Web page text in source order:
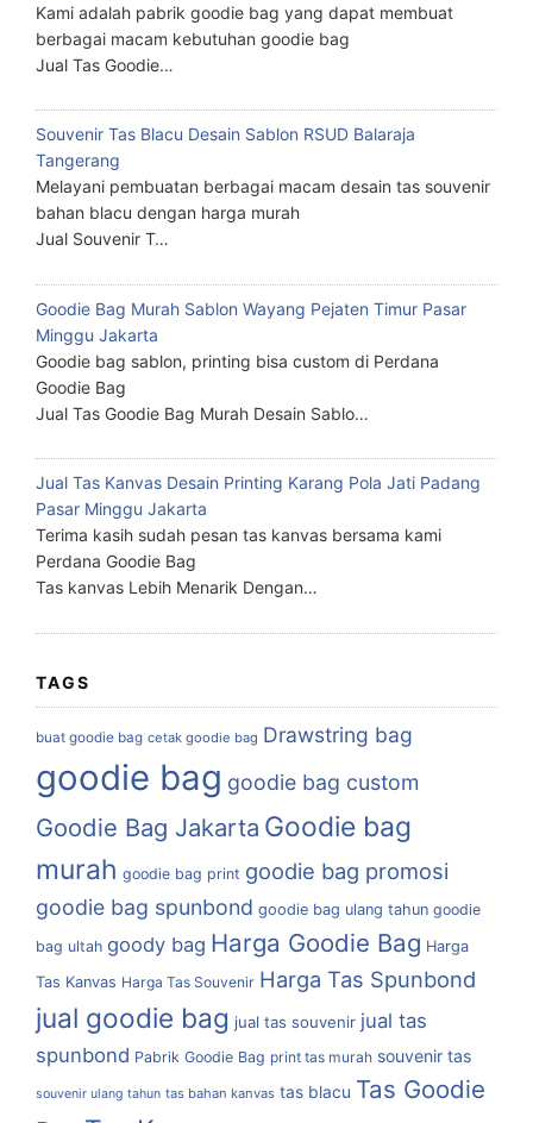
Kami adalah pabrik goodie bag yang dapat membuat
berbagai macam kebutuhan goodie bag
Jual Tas Goodie…
Souvenir Tas Blacu Desain Sablon RSUD Balaraja
Tangerang
Melayani pembuatan berbagai macam desain tas souvenir
bahan blacu dengan harga murah
Jual Souvenir T…
Goodie Bag Murah Sablon Wayang Pejaten Timur Pasar
Minggu Jakarta
Goodie bag sablon, printing bisa custom di Perdana
Goodie Bag
Jual Tas Goodie Bag Murah Desain Sablo…
Jual Tas Kanvas Desain Printing Karang Pola Jati Padang
Pasar Minggu Jakarta
Terima kasih sudah pesan tas kanvas bersama kami
Perdana Goodie Bag
Tas kanvas Lebih Menarik Dengan…
TAGS
buat goodie bag cetak goodie bag Drawstring bag
goodie bag goodie bag custom
Goodie Bag Jakarta Goodie bag
murah goodie bag print goodie bag promosi
goodie bag spunbond goodie bag ulang tahun goodie
bag ultah goody bag Harga Goodie Bag Harga
Tas Kanvas Harga Tas Souvenir Harga Tas Spunbond
jual goodie bag jual tas souvenir jual tas
spunbond Pabrik Goodie Bag print tas murah souvenir tas
souvenir ulang tahun tas bahan kanvas tas blacu Tas Goodie